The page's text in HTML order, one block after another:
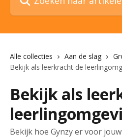
Alle collecties Aan de slag
Bekijk als leerkracht de
Bekijk als
Bekijk hoe Gynzy er voor